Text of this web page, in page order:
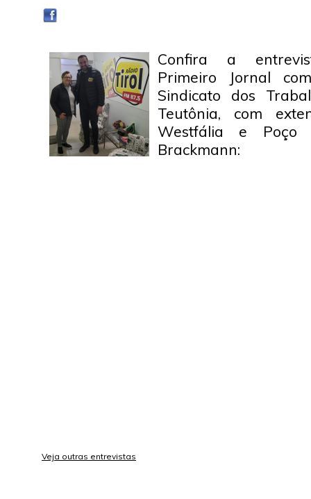
Confira a
Primeiro Jornal
Sindicato dos
Teutônia, com
Westfália e Poço
Brackmann:
Veja outras entrevistas